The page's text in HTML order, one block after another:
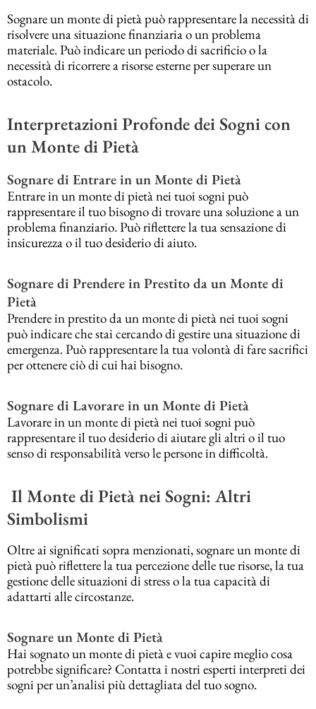
Sognare un monte di pietà può rappresentare la necessità di
risolvere una situazione finanziaria o un problema
materiale. Può indicare un periodo di sacrificio o la
necessità di ricorrere a risorse esterne per superare un
ostacolo.
Interpretazioni Profonde dei Sogni con
un Monte di Pietà
Sognare di Entrare in un Monte di Pietà
Entrare in un monte di pietà nei tuoi sogni può
rappresentare il tuo bisogno di trovare una soluzione a un
problema finanziario. Può riflettere la tua sensazione di
insicurezza o il tuo desiderio di aiuto.
Sognare di Prendere in Prestito da un Monte di
Pietà
Prendere in prestito da un monte di pietà nei tuoi sogni
può indicare che stai cercando di gestire una situazione di
emergenza. Può rappresentare la tua volontà di fare sacrifici
per ottenere ciò di cui hai bisogno.
Sognare di Lavorare in un Monte di Pietà
Lavorare in un monte di pietà nei tuoi sogni può
rappresentare il tuo desiderio di aiutare gli altri o il tuo
senso di responsabilità verso le persone in difficoltà.
Il Monte di Pietà nei Sogni: Altri
Simbolismi
Oltre ai significati sopra menzionati, sognare un monte di
pietà può riflettere la tua percezione delle tue risorse, la tua
gestione delle situazioni di stress o la tua capacità di
adattarti alle circostanze.
Sognare un Monte di Pietà
Hai sognato un monte di pietà e vuoi capire meglio cosa
potrebbe significare? Contatta i nostri esperti interpreti dei
sogni per un’analisi più dettagliata del tuo sogno.